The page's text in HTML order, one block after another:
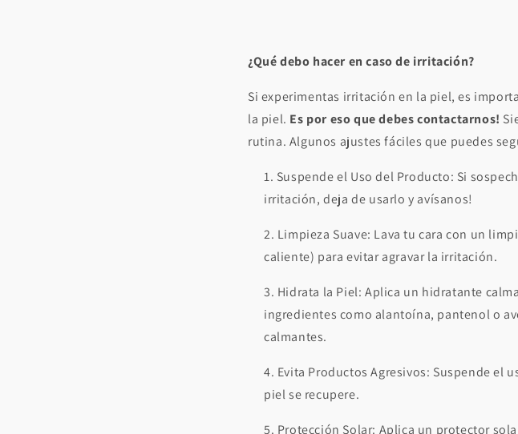
¿Qué debo hacer en caso de irritación?
Si experimentas irritación en la piel, es
la piel. Es por eso que debes contactarnos!
rutina. Algunos ajustes fáciles que puedes
Suspende el Uso del Producto: Si
irritación, deja de usarlo y avísanos!
Limpieza Suave: Lava tu cara con un
caliente) para evitar agravar la irritación.
Hidrata la Piel: Aplica un hidratante
ingredientes como alantoína, pantenol o
calmantes.
Evita Productos Agresivos: Suspende el
piel se recupere.
Protección Solar: Aplica un protector